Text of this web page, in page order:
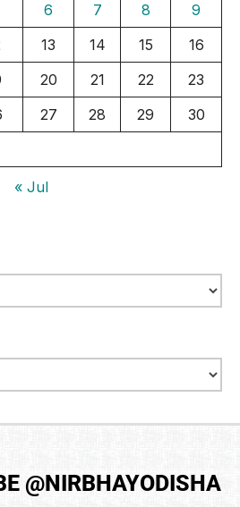
6 7 8
9
13 14 15
16
20 21 22
23
27 28 29
30
« Jul
@NIRBHAYODISHA